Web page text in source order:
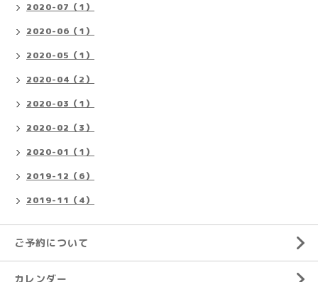
2020-07（1）
2020-06（1）
2020-05（1）
2020-04（2）
2020-03（1）
2020-02（3）
2020-01（1）
2019-12（6）
2019-11（4）
ご予約について
カレンダー